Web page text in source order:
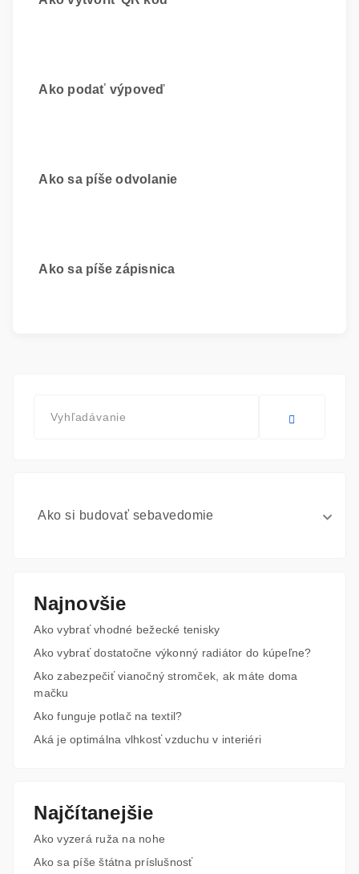
Ako podať výpoveď
Ako sa píše odvolanie
Ako sa píše zápisnica
Ako si budovať sebavedomie
Najnovšie
Ako vybrať vhodné bežecké tenisky
Ako vybrať dostatočne výkonný radiátor do kúpeľne?
Ako zabezpečiť vianočný stromček, ak máte doma
mačku
Ako funguje potlač na textil?
Aká je optimálna vlhkosť vzduchu v interiéri
Najčítanejšie
Ako vyzerá ruža na nohe
Ako sa píše štátna príslušnosť